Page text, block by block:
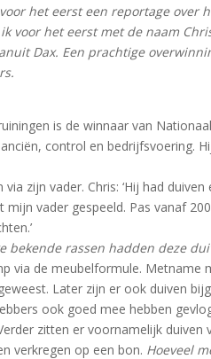
het eerst een reportage over
voor het eerst met de naam
Dax. Een prachtige
is de winnaar van
control en bedrijfsvoering.
zijn vader. Chris: ‘Hij had
vader gespeeld. Pas vanaf
bekende rassen hadden deze
via de meubelformule. Metname
Later zijn er ook duiven
ook goed mee hebben
zitten er voornamelijk duiven
verkregen op een bon. Hoeveel